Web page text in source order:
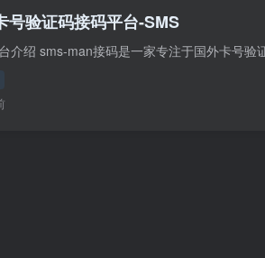
号验证码接码平台-SMS
介绍 sms-man接码是一家专注于国外卡号验